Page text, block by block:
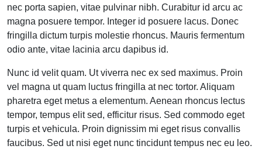
nec porta sapien, vitae pulvinar nibh. Curabitur id arcu ac
magna posuere tempor. Integer id posuere lacus. Donec
fringilla dictum turpis molestie rhoncus. Mauris fermentum
odio ante, vitae lacinia arcu dapibus id.
Nunc id velit quam. Ut viverra nec ex sed maximus. Proin
vel magna ut quam luctus fringilla at nec tortor. Aliquam
pharetra eget metus a elementum. Aenean rhoncus lectus
tempor, tempus elit sed, efficitur risus. Sed commodo eget
turpis et vehicula. Proin dignissim mi eget risus convallis
faucibus. Sed ut nisi eget nunc tincidunt tempus nec eu leo.